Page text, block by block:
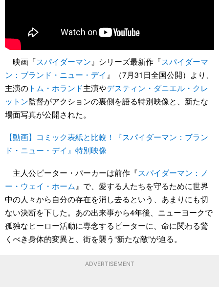
映画『スパイダーマン』シリーズ最新作『スパイダーマ
ン：ブランド・ニュー・デイ 』（7月31日全国公開）より、
主演の トム・ホランド主演やデスティン・ダニエル・クレ
ットン監督がアクションの裏側を語る特別映像と、新たな
場面写真が公開された。
【動画】コミック表紙と比較！『スパイダーマン：ブラン
ド・ニュー・デイ』特別映像
主人公ピーター・パーカーは前作『スパイダーマン：ノ
ー・ウェイ・ホーム』で、愛する人たちを守るために世界
中の人々から自分の存在を消し去るという、あまりにも切
ない決断を下した。あの出来事から4年後、ニューヨークで
孤独なヒーロー活動に専念するピーターに、命に関わる驚
くべき身体的変異と、街を襲う“新たな敵”が迫る。
ADVERTISEMENT